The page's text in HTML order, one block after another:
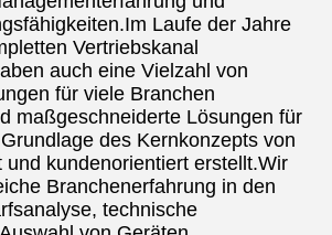
Laufe der Jahre
Vertriebskanal
auch eine Vielzahl von
für viele Branchen
maßgeschneiderte Lösungen für
des Kernkonzepts von
und kundenorientiert erstellt.Wir
Branchenerfahrung in den
technische